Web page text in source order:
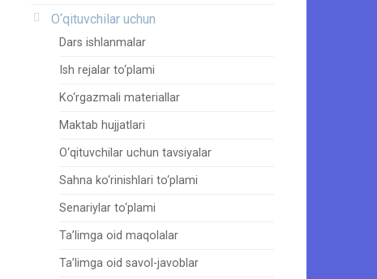
O‘qituvchilar uchun
Dars ishlanmalar
Ish rejalar to‘plami
Ko‘rgazmali materiallar
Maktab hujjatlari
O‘qituvchilar uchun tavsiyalar
Sahna ko‘rinishlari to‘plami
Senariylar to‘plami
Ta’limga oid maqolalar
Ta’limga oid savol-javoblar